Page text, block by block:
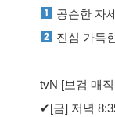
공손한 자
진심 가득
tvN [보검 매
✔[금] 저녁